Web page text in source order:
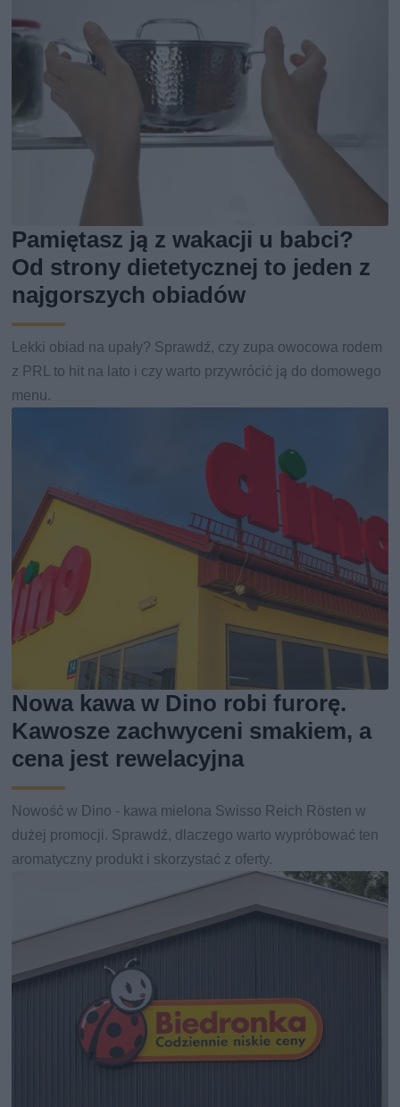
Pamiętasz ją z wakacji u babci?
Od strony dietetycznej to jeden z
najgorszych obiadów
Lekki obiad na upały? Sprawdź, czy zupa owocowa rodem
z PRL to hit na lato i czy warto przywrócić ją do domowego
menu.
Nowa kawa w Dino robi furorę.
Kawosze zachwyceni smakiem, a
cena jest rewelacyjna
Nowość w Dino - kawa mielona Swisso Reich Rösten w
dużej promocji. Sprawdź, dlaczego warto wypróbować ten
aromatyczny produkt i skorzystać z oferty.